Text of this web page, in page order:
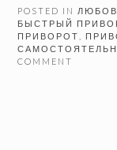
POSTED IN
БЫСТРЫЙ
ПРИВОРОТ
COMMENT